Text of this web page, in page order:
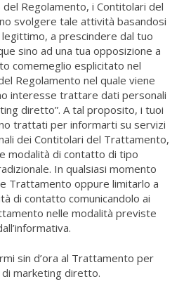
Regolamento, i Contitolari del
svolgere tale attività basandosi
a prescindere dal tuo
sino ad una tua opposizione a
comemeglio esplicitato nel
Regolamento nel quale viene
interesse trattare dati personali
diretto”. A tal proposito, i tuoi
trattati per informarti su servizi
dei Contitolari del Trattamento,
modalità di contatto di tipo
In qualsiasi momento
Trattamento oppure limitarlo a
di contatto comunicandolo ai
nelle modalità previste
sin d’ora al Trattamento per
marketing diretto.